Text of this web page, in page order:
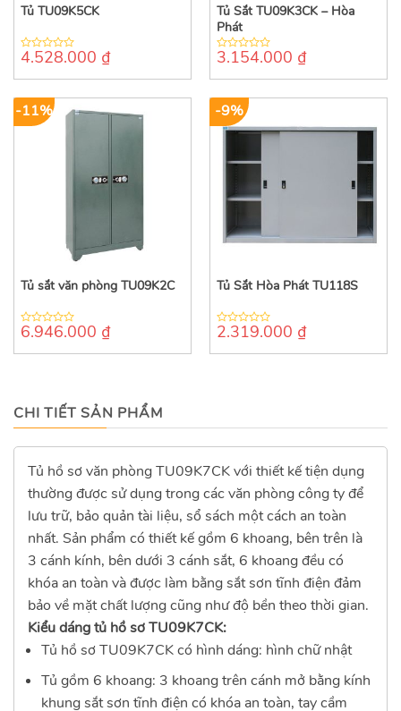
Tủ TU09K5CK
0
of
4.528.000 ₫
Tủ Sắt TU09K3CK – Hòa
Phát
0
of
3.154.000 ₫
-11%
Tủ sắt văn phòng TU09K2C
0
of
6.946.000 ₫
-9%
Tủ Sắt Hòa Phát TU118S
0
of
2.319.000 ₫
CHI TIẾT SẢN PHẨM
Tủ hồ sơ văn phòng TU09K7CK với thiết kế tiện dụng
thường được sử dụng trong các văn phòng công ty để
lưu trữ, bảo quản tài liệu, sổ sách một cách an toàn
nhất. Sản phẩm có thiết kế gồm 6 khoang, bên trên là
3 cánh kính, bên dưới 3 cánh sắt, 6 khoang đều có
khóa an toàn và được làm bằng sắt sơn tĩnh điện đảm
bảo về mặt chất lượng cũng như độ bền theo thời gian.
Kiểu dáng tủ hồ sơ TU09K7CK:
Tủ hồ sơ TU09K7CK có hình dáng: hình chữ nhật
Tủ gồm 6 khoang: 3 khoang trên cánh mở bằng kính
khung sắt sơn tĩnh điện có khóa an toàn, tay cầm